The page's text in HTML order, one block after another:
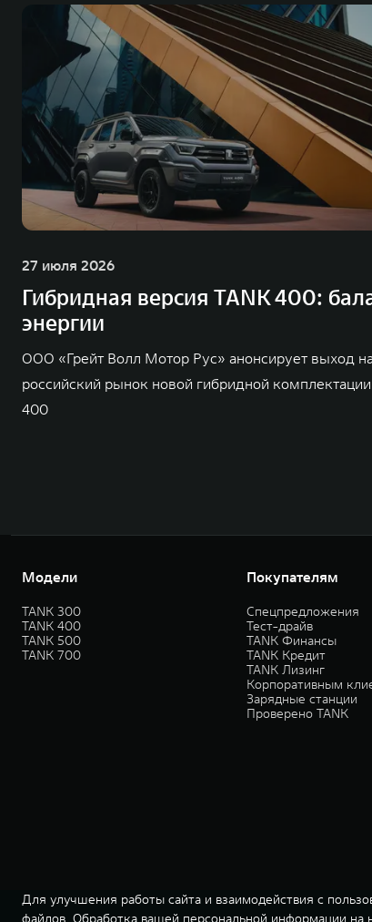
27 июля 2026
Гибридная версия TANK 400:
энергии
ООО «Грейт Волл Мотор Рус» анонсирует выход
российский рынок новой гибридной
400
Модели
TANK 300
TANK 400
TANK 500
TANK 700
Покупателям
Спецпредложения
Тест-драйв
TANK Финансы
TANK Кредит
TANK Лизинг
Корпоративным
Зарядные станции
Проверено TANK
Для улучшения работы сайта и взаимодействия с
файлов. Обработка вашей персональной информации на